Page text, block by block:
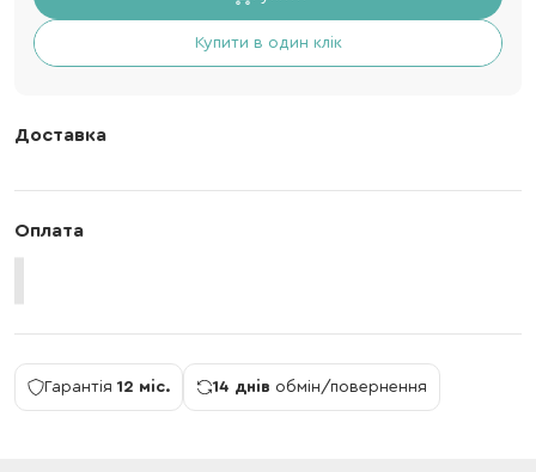
Купити в один клік
Доставка
Оплата
Гарантія 12 міс. 14 днів обмін/повернення